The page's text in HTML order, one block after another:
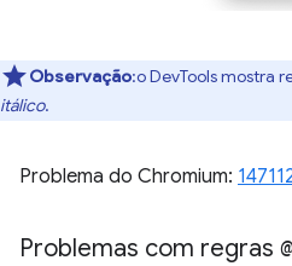
Observação:o DevTools mostra
itálico.
Problema do Chromium:
Problemas com regras